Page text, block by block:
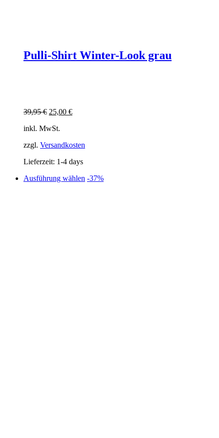
Pulli-Shirt Winter-Look grau
39,95€ Ursprünglicher
war:
25,00 €Aktueller
inkl. MwSt.
zzgl. Versandkosten
Lieferzeit: 1-4 days
Ausführung wählen Dieses
-37%